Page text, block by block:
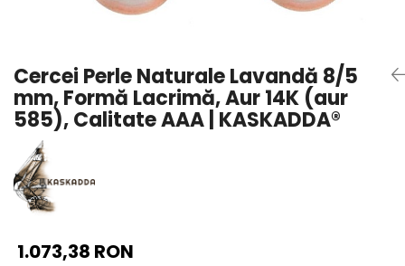
Seturi Perle cu Argint
Pandantive cu Perle
Brose cu Perle
Cercei Perle Naturale Lavandă 8/5
mm, Formă Lacrimă, Aur 14K (aur
585), Calitate AAA | KASKADDA®
1.073,38 RON